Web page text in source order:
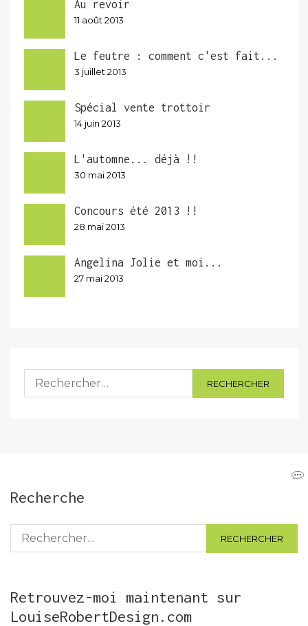
Au revoir
11 août 2013
Le feutre : comment c'est fait...
3 juillet 2013
Spécial vente trottoir
14 juin 2013
L'automne... déjà !!
30 mai 2013
Concours été 2013 !!
28 mai 2013
Angelina Jolie et moi...
27 mai 2013
Rechercher :
Recherche
Rechercher :
Retrouvez-moi maintenant sur
LouiseRobertDesign.com